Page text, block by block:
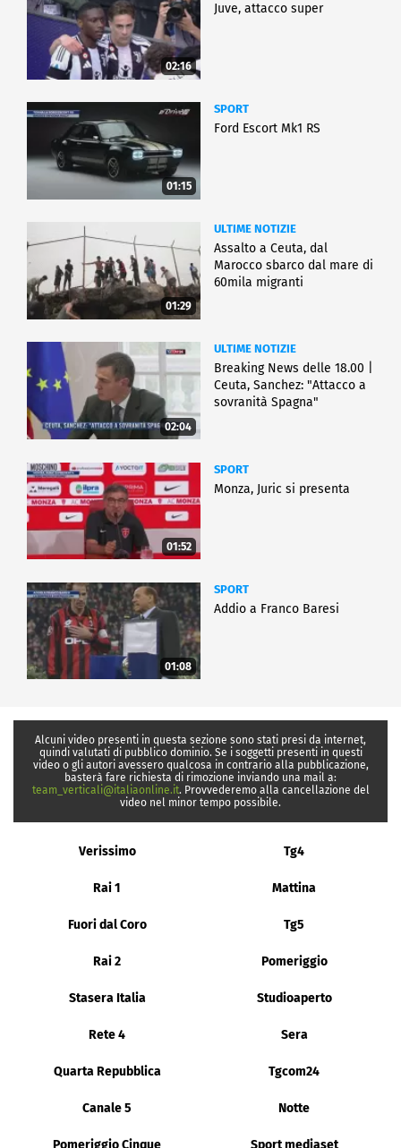
02:16
Juve, attacco super
01:15
SPORT
Ford Escort Mk1 RS
01:29
ULTIME NOTIZIE
Assalto a Ceuta, dal
Marocco sbarco dal mare di
60mila migranti
02:04
ULTIME NOTIZIE
Breaking News delle 18.00 |
Ceuta, Sanchez: "Attacco a
sovranità Spagna"
01:52
SPORT
Monza, Juric si presenta
01:08
SPORT
Addio a Franco Baresi
Alcuni video presenti in questa sezione sono stati presi da internet,
quindi valutati di pubblico dominio. Se i soggetti presenti in questi
video o gli autori avessero qualcosa in contrario alla pubblicazione,
basterà fare richiesta di rimozione inviando una mail a:
team_verticali@italiaonline.it. Provvederemo alla cancellazione del
video nel minor tempo possibile.
Verissimo Tg4
Rai 1 Mattina
Fuori dal Coro Tg5
Rai 2 Pomeriggio
Stasera Italia Studioaperto
Rete 4 Sera
Quarta Repubblica Tgcom24
Canale 5 Notte
Pomeriggio Cinque Sport mediaset